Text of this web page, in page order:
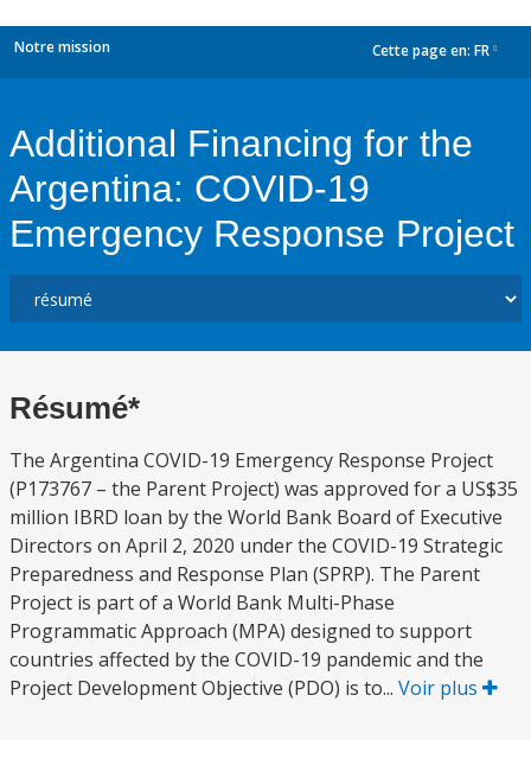
Notre mission Cette page en: FR
Additional Financing for the
Argentina: COVID-19
Emergency Response Project
Résumé*
The Argentina COVID-19 Emergency Response Project
(P173767 – the Parent Project) was approved for a US$35
million IBRD loan by the World Bank Board of Executive
Directors on April 2, 2020 under the COVID-19 Strategic
Preparedness and Response Plan (SPRP). The Parent
Project is part of a World Bank Multi-Phase
Programmatic Approach (MPA) designed to support
countries affected by the COVID-19 pandemic and the
Project Development Objective (PDO) is to... Voir plus